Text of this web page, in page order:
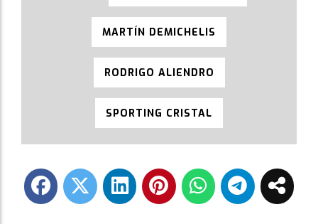
MARTÍN DEMICHELIS
RODRIGO ALIENDRO
SPORTING CRISTAL